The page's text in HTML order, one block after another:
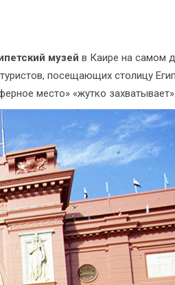
музей в Каире на самом
посещающих столицу
место» «жутко захватывает».